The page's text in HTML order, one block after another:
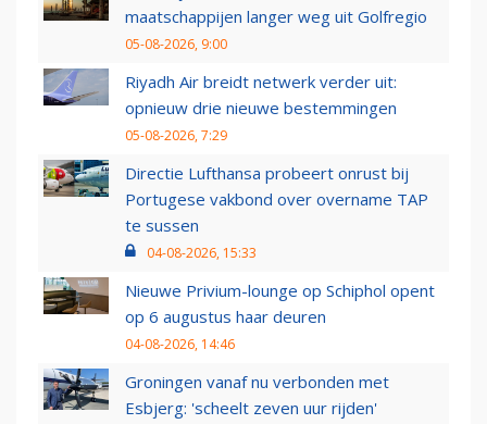
maatschappijen langer weg uit Golfregio
05-08-2026, 9:00
Riyadh Air breidt netwerk verder uit:
opnieuw drie nieuwe bestemmingen
05-08-2026, 7:29
Directie Lufthansa probeert onrust bij
Portugese vakbond over overname TAP
te sussen
04-08-2026, 15:33
Nieuwe Privium-lounge op Schiphol opent
op 6 augustus haar deuren
04-08-2026, 14:46
Groningen vanaf nu verbonden met
Esbjerg: 'scheelt zeven uur rijden'